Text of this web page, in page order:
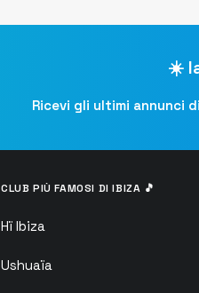
☀️
Ricevi gli ultimi annunci
CLUB PIÙ FAMOSI DI IBIZA 🎵
Hï Ibiza
Ushuaïa